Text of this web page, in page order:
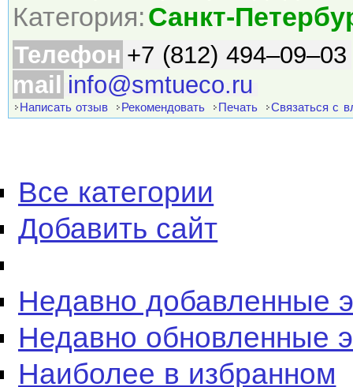
Категория:Санкт-
Телефон +7 (812) 494–09–03
mail info@smtueco.ru
Написать отзыв Рекомендовать Печать Связаться с
Все категории
Добавить сайт
Недавно добавленные
Недавно обновленные
Наиболее в избранном